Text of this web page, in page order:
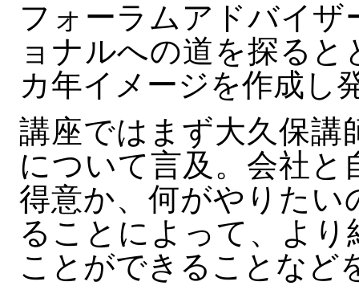
フォーラムアドバイ
ョナルへの道を探る
カ年イメージを作成し
講座ではまず大久保講
について言及。会社
得意か、何がやりたい
ることによって、よ
ことができることなど